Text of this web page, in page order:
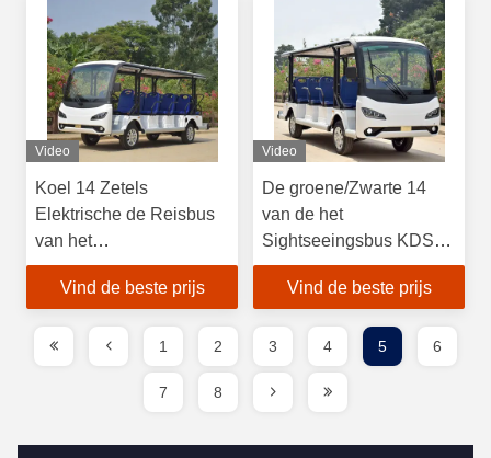
Video
Koel 14 Zetels
Elektrische de Reisbus
van het
Sightseeingsvoertuig 1
Jaargarantie
Vind de beste prijs
Video
De groene/Zwarte 14
van de het
Sightseeingsbus KDS
van Seater Elektrische
Motor 72V 7.5KM
Vind de beste prijs
1 2 3 4 5 6
7 8